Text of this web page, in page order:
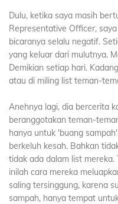
Dulu, ketika saya masih
Representative Officer,
bicaranya selalu negatif.
yang keluar dari mulutnya.
Demikian setiap hari.
atau di miling list teman-
Anehnya lagi, dia bercerita
beranggotakan teman-
hanya untuk 'buang
berkeluh kesah. Bahkan
tidak ada dalam list
inilah cara mereka
saling tersinggung, karena
sampah, hanya tempat